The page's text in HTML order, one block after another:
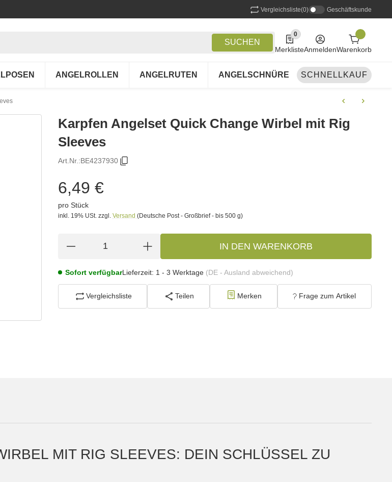
Vergleichsliste(0) Geschäftskunde
SUCHEN
0
0 Produkte in der Liste
MerklisteAnmeldenWarenkorb
ANGELROLLEN ANGELRUTEN ANGELSCHNÜRE ANGELSETS
SCHNELLKAUF
Karpfen Angelset Quick Change Wirbel mit Rig
Sleeves
Art.Nr.:BE4237930
6,49 €
pro Stück
inkl. 19% USt. zzgl. Versand (Deutsche Post - Großbrief - bis 500 g)
IN DEN WARENKORB
Sofort verfügbarLieferzeit: 1 - 3 Werktage (DE - Ausland abweichend)
Vergleichsliste Teilen Merken Frage zum Artikel
MIT RIG SLEEVES: DEIN SCHLÜSSEL ZU